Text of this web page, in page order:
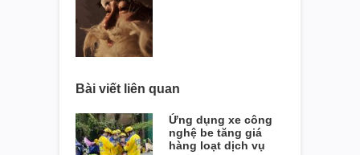
Bài viết liên quan
Ứng dụng xe công
nghệ be tăng giá
hàng loạt dịch vụ